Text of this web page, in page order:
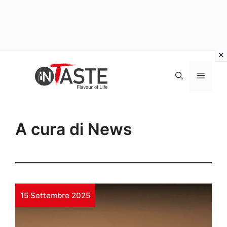
Menu
A cura di News
15 Settembre 2025